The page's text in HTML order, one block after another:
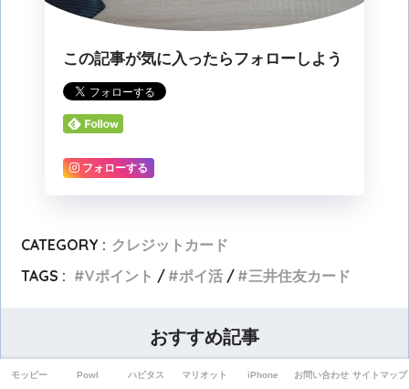
この記事が気に入ったらフォローしよう
フォローする
CATEGORY : クレジットカード
TAGS :
Vポイント ポイ活 三井住友カード
おすすめ記事
モッピー Powl ハピタス マリオット iPhone お問い合わせ サイトマップ